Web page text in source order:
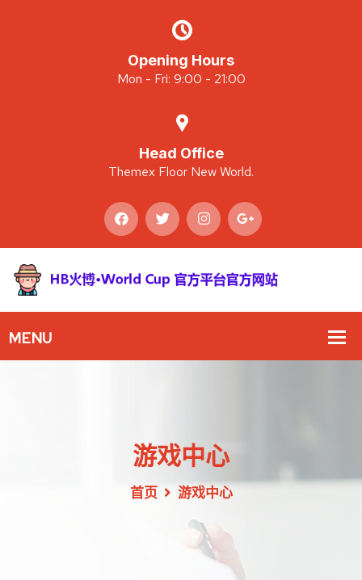
Opening Hours
Mon - Fri: 9:00 - 21:00
Head Office
Themex Floor New World.
游戏中心
首页 游戏中心